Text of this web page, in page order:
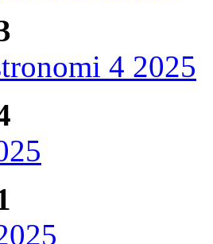
4 2025